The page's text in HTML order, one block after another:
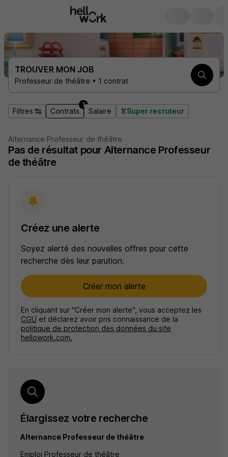
TROUVER MON JOB
Professeur de théâtre • 1 contrat
Filtres Contrats
1
Salaire Super recruteur
Alternance Professeur de théâtre
Pas de résultat pour Alternance Professeur
de théâtre
Créez une alerte
Soyez alerté des nouvelles offres pour cette
recherche dès leur parution.
Créer mon alerte
En cliquant sur "Créer mon alerte", vous acceptez les
CGU et déclarez avoir pris connaissance de la
politique de protection des données du site
hellowork.com.
Élargissez votre recherche
Alternance Professeur de théâtre
Emploi Professeur de théâtre